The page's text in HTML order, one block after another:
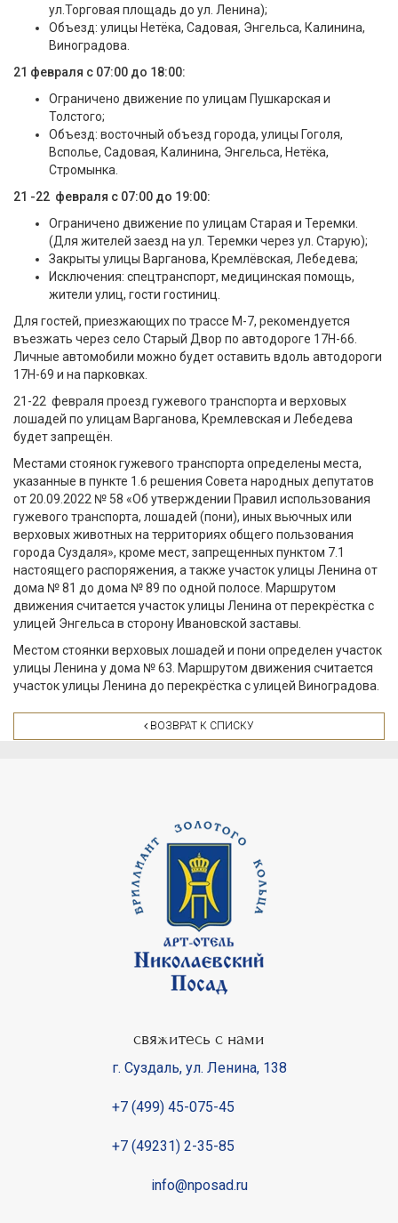
ул.Торговая площадь до ул. Ленина);
Объезд: улицы Нетёка, Садовая, Энгельса, Калинина,
Виноградова.
21 февраля с 07:00 до 18:00:
Ограничено движение по улицам Пушкарская и
Толстого;
Объезд: восточный объезд города, улицы Гоголя,
Всполье, Садовая, Калинина, Энгельса, Нетёка,
Стромынка.
21 -22 февраля с 07:00 до 19:00:
Ограничено движение по улицам Старая и Теремки.
(Для жителей заезд на ул. Теремки через ул. Старую);
Закрыты улицы Варганова, Кремлёвская, Лебедева;
Исключения: спецтранспорт, медицинская помощь,
жители улиц, гости гостиниц.
Для гостей, приезжающих по трассе М-7, рекомендуется
въезжать через село Старый Двор по автодороге 17Н-66.
Личные автомобили можно будет оставить вдоль автодороги
17Н-69 и на парковках.
21-22 февраля проезд гужевого транспорта и верховых
лошадей по улицам Варганова, Кремлевская и Лебедева
будет запрещён.
Местами стоянок гужевого транспорта определены места,
указанные в пункте 1.6 решения Совета народных депутатов
от 20.09.2022 № 58 «Об утверждении Правил использования
гужевого транспорта, лошадей (пони), иных вьючных или
верховых животных на территориях общего пользования
города Суздаля», кроме мест, запрещенных пунктом 7.1
настоящего распоряжения, а также участок улицы Ленина от
дома № 81 до дома № 89 по одной полосе. Маршрутом
движения считается участок улицы Ленина от перекрёстка с
улицей Энгельса в сторону Ивановской заставы.
Местом стоянки верховых лошадей и пони определен участок
улицы Ленина у дома № 63. Маршрутом движения считается
участок улицы Ленина до перекрёстка с улицей Виноградова.
ВОЗВРАТ К СПИСКУ
свяжитесь с нами
г. Суздаль, ул. Ленина, 138
+7 (499) 45-075-45
+7 (49231) 2-35-85
info@nposad.ru